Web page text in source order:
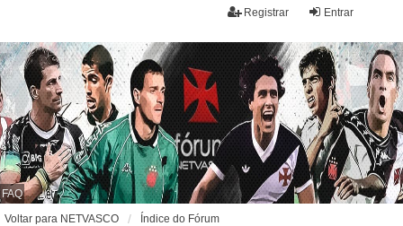
Entrar
Registrar
FAQ
Voltar para NETVASCO
Índice do Fórum